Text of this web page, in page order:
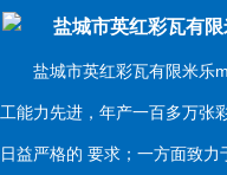
盐城市英红彩瓦有
盐城市英红彩瓦有限米乐m8
工能力先进，年产一百多万
日益严格的 要求；一方面致